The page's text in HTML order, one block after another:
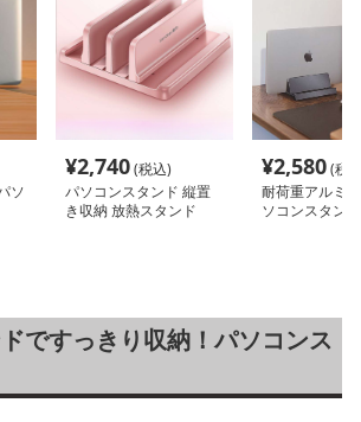
ソ
¥2,740(税込)
パソコンスタンド 縦置
き収納 放熱スタンド
¥2,580(税
耐荷重アルミ
ソコンスタンド
ですっきり収納！パソコンス